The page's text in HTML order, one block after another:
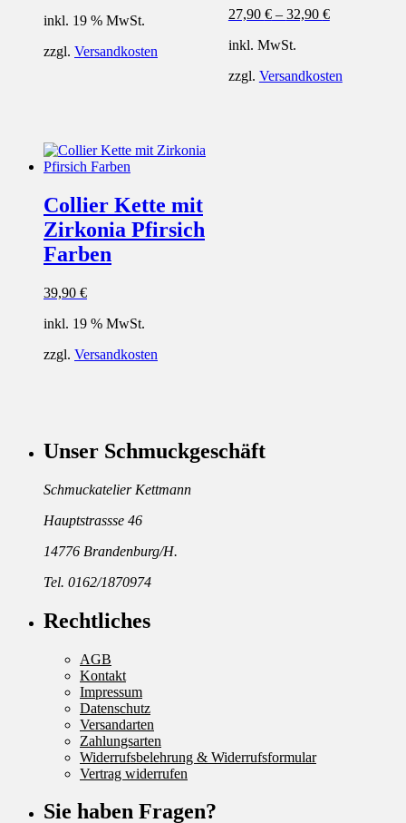
inkl. 19 % MwSt.
zzgl. Versandkosten
27,90 €– 32,90 €
inkl. MwSt.
zzgl. Versandkosten
Collier Kette mit
Zirkonia Pfirsich
Farben
39,90 €
inkl. 19 % MwSt.
zzgl. Versandkosten
Unser Schmuckgeschäft
Schmuckatelier Kettmann
Hauptstrassse 46
14776 Brandenburg/H.
Tel. 0162/1870974
Rechtliches
AGB
Kontakt
Impressum
Datenschutz
Versandarten
Zahlungsarten
Widerrufsbelehrung & Widerrufsformular
Vertrag widerrufen
Sie haben Fragen?